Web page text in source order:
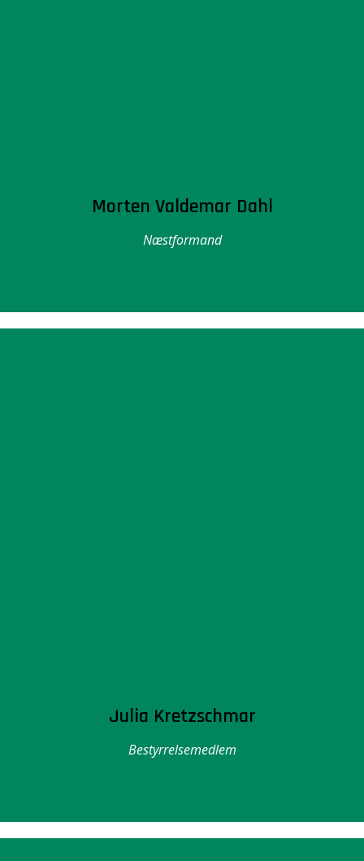
Morten Valdemar Dahl
Næstformand
Julia Kretzschmar
Bestyrrelsemedlem